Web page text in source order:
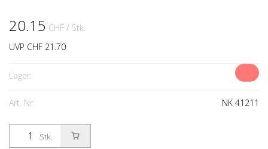
20.15 CHF / Stk.
UVP CHF 21.70
Lager:
Art. Nr: NK 41211
Stk.